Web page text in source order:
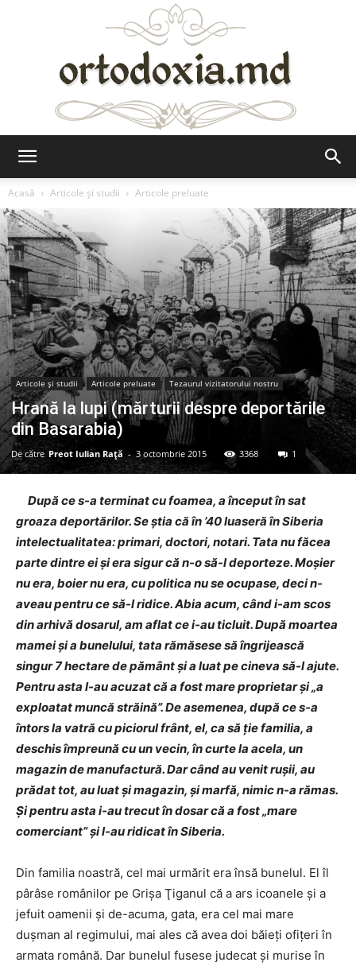
Acasă
Articole şi studii Articole preluate
Articole şi studii Articole preluate Tezaurul vizitatorului nostru
Hrană la lupi (mărturii despre deportările
din Basarabia)
De către Preot Iulian Raţă - 3 octombrie 2015 3368 1
După ce s-a terminat cu foamea, a început în sat
groaza deportărilor. Se ştia că în ’40 luaseră în Siberia
intelectualitatea: primari, doctori, notari. Tata nu făcea
parte dintre ei şi era sigur că n-o să-l deporteze. Moşier
nu era, boier nu era, cu politica nu se ocupase, deci n-
aveau pentru ce să-l ridice. Abia acum, când i-am scos
din arhivă dosarul, am aflat ce i-au ticluit. După moartea
mamei şi a bunelului, tata rămăsese să îngrijească
singur 7 hectare de pământ şi a luat pe cineva să-l ajute.
Pentru asta l-au acuzat că a fost mare proprietar şi „a
exploatat muncă străină”. De asemenea, după ce s-a
întors la vatră cu piciorul frânt, el, ca să ţie familia, a
deschis împreună cu un vecin, în curte la acela, un
magazin de manufactură. Dar când au venit ruşii, au
prădat tot, au luat şi magazin, şi marfă, nimic n-a rămas.
Şi pentru asta i-au trecut în dosar că a fost „mare
comerciant” şi l-au ridicat în Siberia.
Din familia noastră, cel mai urmărit era însă bunelul. El îl
pârâse românilor pe Grişa Ţiganul că a ars icoanele şi a
jefuit oamenii şi de-acuma, gata, era cel mai mare
duşman al regimului, mai ales că avea doi băieţi ofiţeri în
armata română. Dar bunelul fusese judecat şi murise în